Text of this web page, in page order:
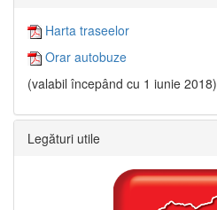
Harta traseelor
Orar autobuze
(valabil începând cu 1 iunie 2018)
Legături utile